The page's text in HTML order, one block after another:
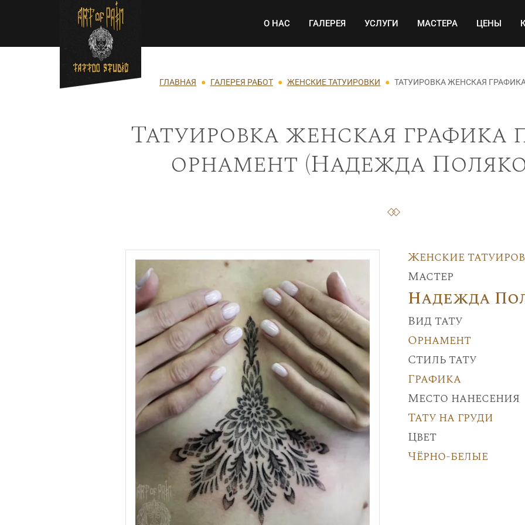
Перейти к основному содержанию Основная навигация
О НАС ГАЛЕРЕЯ УСЛУГИ МАСТЕРА ЦЕНЫ
Строка навигации
ГЛАВНАЯ ГАЛЕРЕЯ РАБОТ ЖЕНСКИЕ ТАТУИРОВКИ ТАТУИРОВКА ЖЕНСКАЯ
Татуировка женская графика
орнамент (Надежда
Женские
Мастер
Надежда
Вид тату
Орнамент
Стиль тату
Графика
Место нанесения
Тату на груди
Цвет
Чёрно-белые